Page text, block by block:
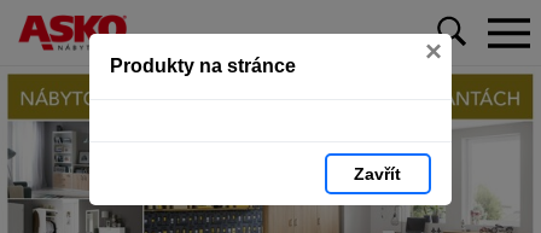
Produkty na stránce ×
Zavřít